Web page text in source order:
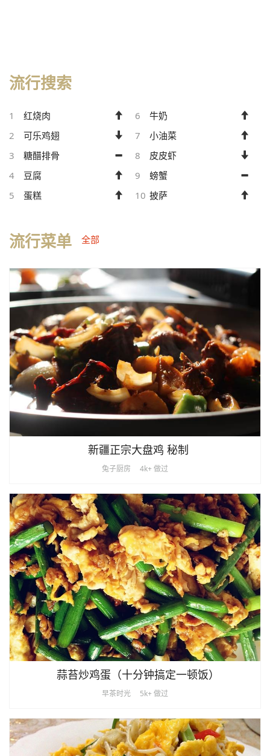
流行搜索
1
红烧肉
2
可乐鸡翅
3
糖醋排骨
4
豆腐
5
蛋糕
6
牛奶
7
小油菜
8
皮皮虾
9
螃蟹
10 披萨
流行菜单 全部
新疆正宗大盘鸡 秘制
兔子厨房 4k+ 做过
蒜苔炒鸡蛋（十分钟搞定一顿饭）
早茶时光 5k+ 做过